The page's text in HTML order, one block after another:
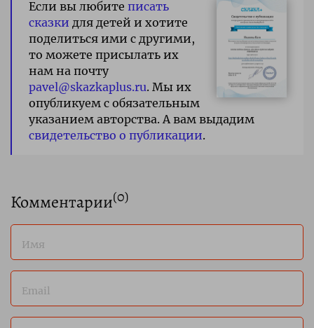
Если вы любите писать
сказки для детей и хотите
поделиться ими с другими,
то можете присылать их
нам на почту
pavel@skazkaplus.ru. Мы их
опубликуем с обязательным
указанием авторства. А вам выдадим
свидетельство о публикации.
Комментарии(0)
Имя
Email